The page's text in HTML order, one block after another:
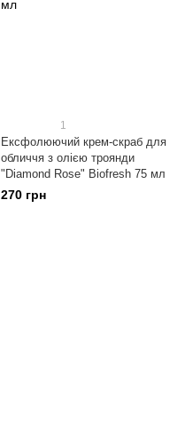
1
Ексфолюючий крем-скраб для
обличчя з олією троянди
"Diamond Rose" Biofresh 75 мл
270 грн